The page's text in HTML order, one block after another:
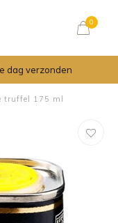
0
dag verzonden
truffel 175 ml